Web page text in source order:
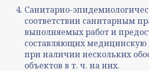
Санитарно-
соответствии санитарным
выполняемых работ и
составляющих медицинскую
при наличии нескольких
объектов в т. ч. на них.